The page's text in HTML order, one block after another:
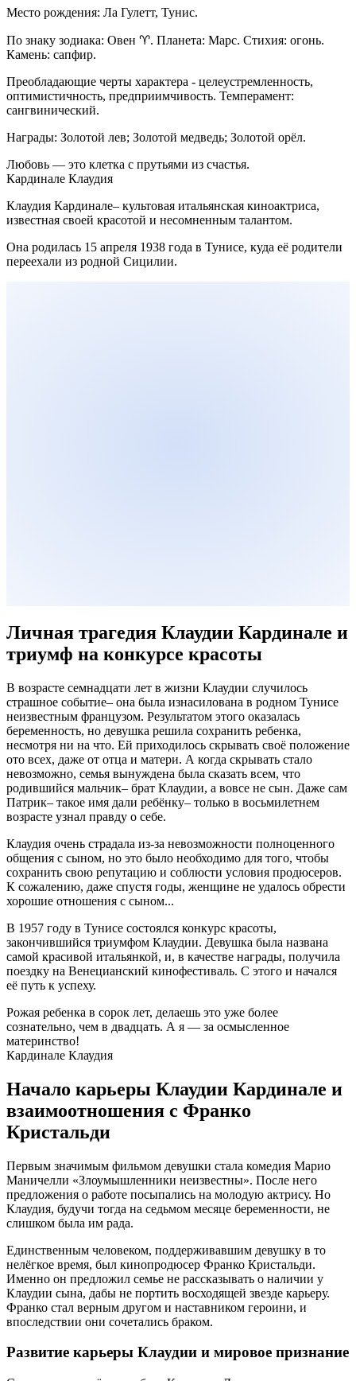
Место рождения: Ла Гулетт, Тунис.
По знаку зодиака: Овен ♈. Планета: Марс. Стихия: огонь.
Камень: сапфир.
Преобладающие черты характера - целеустремленность,
оптимистичность, предприимчивость. Темперамент:
сангвинический.
Награды: Золотой лев; Золотой медведь; Золотой орёл.
Любовь — это клетка с прутьями из счастья.
Кардинале Клаудия
Клаудия Кардинале– культовая итальянская киноактриса,
известная своей красотой и несомненным талантом.
Она родилась 15 апреля 1938 года в Тунисе, куда её родители
переехали из родной Сицилии.
Личная трагедия Клаудии Кардинале и
триумф на конкурсе красоты
В возрасте семнадцати лет в жизни Клаудии случилось
страшное событие– она была изнасилована в родном Тунисе
неизвестным французом. Результатом этого оказалась
беременность, но девушка решила сохранить ребенка,
несмотря ни на что. Ей приходилось скрывать своё положение
ото всех, даже от отца и матери. А когда скрывать стало
невозможно, семья вынуждена была сказать всем, что
родившийся мальчик– брат Клаудии, а вовсе не сын. Даже сам
Патрик– такое имя дали ребёнку– только в восьмилетнем
возрасте узнал правду о себе.
Клаудия очень страдала из-за невозможности полноценного
общения с сыном, но это было необходимо для того, чтобы
сохранить свою репутацию и соблюсти условия продюсеров.
К сожалению, даже спустя годы, женщине не удалось обрести
хорошие отношения с сыном...
В 1957 году в Тунисе состоялся конкурс красоты,
закончившийся триумфом Клаудии. Девушка была названа
самой красивой итальянкой, и, в качестве награды, получила
поездку на Венецианский кинофестиваль. С этого и начался
её путь к успеху.
Рожая ребенка в сорок лет, делаешь это уже более
сознательно, чем в двадцать. А я — за осмысленное
материнство!
Кардинале Клаудия
Начало карьеры Клаудии Кардинале и
взаимоотношения с Франко
Кристальди
Первым значимым фильмом девушки стала комедия Марио
Маничелли «Злоумышленники неизвестны». После него
предложения о работе посыпались на молодую актрису. Но
Клаудия, будучи тогда на седьмом месяце беременности, не
слишком была им рада.
Единственным человеком, поддерживавшим девушку в то
нелёгкое время, был кинопродюсер Франко Кристальди.
Именно он предложил семье не рассказывать о наличии у
Клаудии сына, дабы не портить восходящей звезде карьеру.
Франко стал верным другом и наставником героини, и
впоследствии они сочетались браком.
Развитие карьеры Клаудии и мировое признание